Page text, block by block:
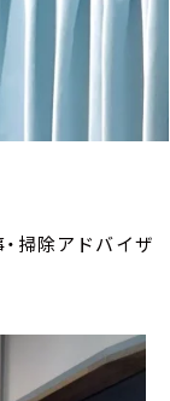
掃除アドバイザ